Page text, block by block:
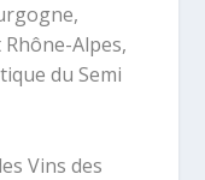
Alpes,
du Semi
Vins des